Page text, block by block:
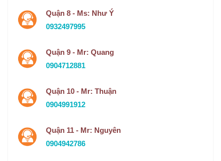
Quận 8 - Ms: Như Ý
0932497995
Quận 9 - Mr: Quang
0904712881
Quận 10 - Mr: Thuận
0904991912
Quận 11 - Mr: Nguyên
0904942786